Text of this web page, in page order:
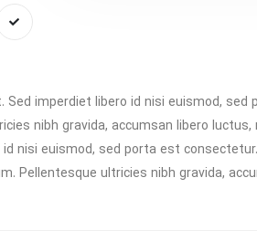
imperdiet libero id nisi euismod,
nibh gravida, accumsan libero
nisi euismod, sed porta est
Pellentesque ultricies nibh gravida,